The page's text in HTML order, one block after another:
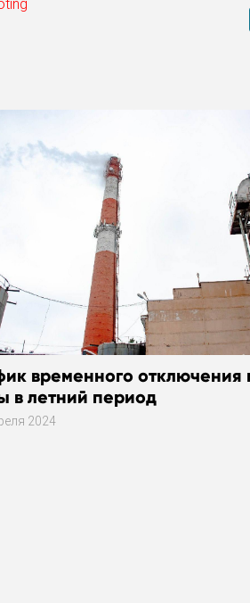
временного отключения
в летний период
2024